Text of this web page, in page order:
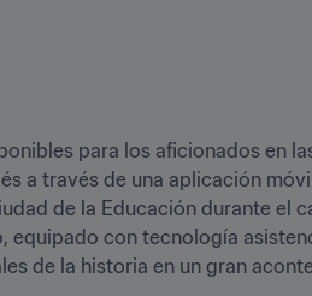
para los aficionados en
a través de una aplicación
de la Educación durante el
equipado con tecnología
de la historia en un gran